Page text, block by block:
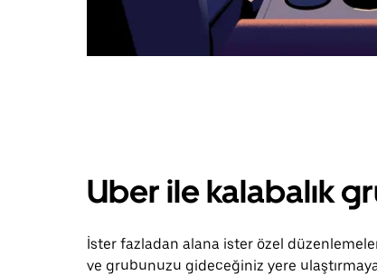
Uber ile kalabalık
İster fazladan alana ister özel
ve grubunuzu gideceğiniz yere ulaştırmaya